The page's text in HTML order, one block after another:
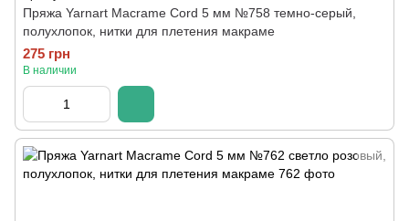
Пряжа Yarnart Macrame Cord 5 мм №758 темно-серый,
полухлопок, нитки для плетения макраме
275 грн
В наличии